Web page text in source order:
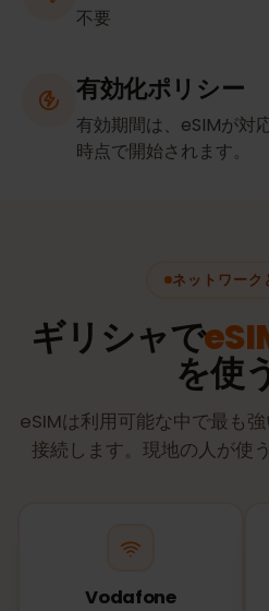
不要
有効化ポリシー
有効期間は、eSIMが対
時点で開始されます。
ネットワーク
ギリシャで
を使
eSIMは利用可能な中で最も
接続します。現地の人が使
Vodafone